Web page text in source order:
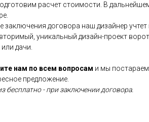
расчет стоимости. В
заключения договора наш дизайнер
уникальный дизайн-проект
дачи.
нам по всем вопросам и мы
предложение.
бесплатно - при заключении договора.